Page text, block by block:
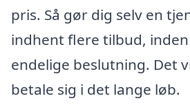
pris. Så gør dig selv en
indhent flere tilbud,
endelige beslutning. Det
betale sig i det lange løb.